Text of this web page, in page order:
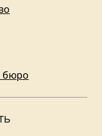
бюро